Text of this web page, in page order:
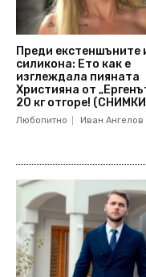
Преди екстеншъните
силикона: Ето как е
изглеждала пияната
Християна от
20 кг отгоре!
Любопитно Иван Ангелов